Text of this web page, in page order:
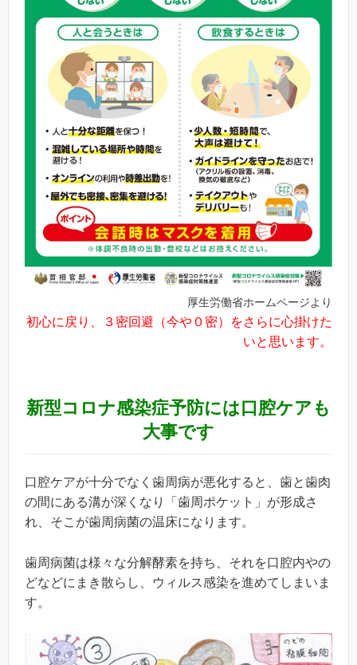
厚生労働省ホームページより
初心に戻り、３密回避（今や０密）をさらに心掛けた
いと思います。
新型コロナ感染症予防には口腔ケアも
大事です
口腔ケアが十分でなく歯周病が悪化すると、歯と歯肉
の間にある溝が深くなり「歯周ポケット」が形成さ
れ、そこが歯周病菌の温床になります。
歯周病菌は様々な分解酵素を持ち、それを口腔内やの
どなどにまき散らし、ウィルス感染を進めてしまいま
す。